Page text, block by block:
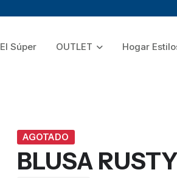
El Súper OUTLET Hogar
AGOTADO
BLUSA